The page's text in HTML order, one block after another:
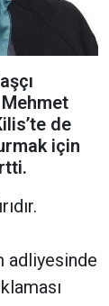
de
için
adliyesinde